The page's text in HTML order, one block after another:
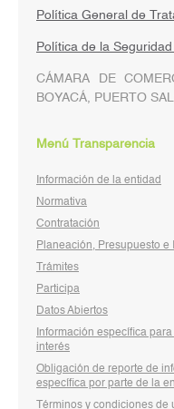
Política General de
Política de la
CÁMARA DE
BOYACÁ, PUERTO
Menú Transparencia
Información de la entidad
Normativa
Contratación
Planeación, Presupuesto e
Trámites
Participa
Datos Abiertos
Información específica
interés
Obligación de reporte de
específica por parte de la
Términos y condiciones de